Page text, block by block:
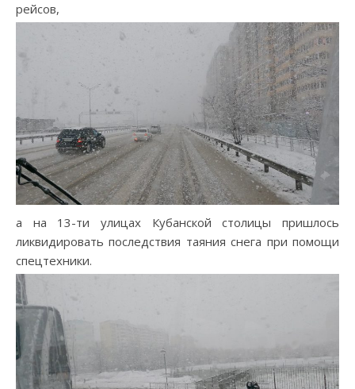
рейсов,
а на 13-ти улицах Кубанской столицы пришлось
ликвидировать последствия таяния снега при помощи
спецтехники.